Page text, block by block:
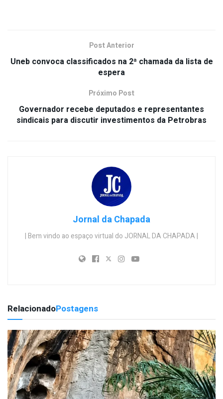
Post Anterior
Uneb convoca classificados na 2ª chamada da lista de
espera
Próximo Post
Governador recebe deputados e representantes
sindicais para discutir investimentos da Petrobras
Jornal da Chapada
| Bem vindo ao espaço virtual do JORNAL DA CHAPADA |
RelacionadoPostagens